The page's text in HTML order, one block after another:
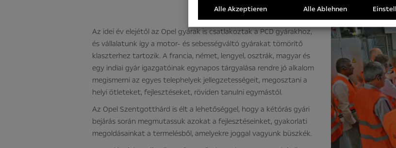
Alle Akzeptieren Alle Ablehnen
Az idei év elejétől az Opel gyárak is csatlakoztak a PCD gyárakhoz,
és vállalatunk így a motor- és sebességváltó gyárakat tömörítő
klaszterhez tartozik. A francia, német, lengyel, osztrák, magyar és
egy indiai gyár igazgatóinak egynapos tárgyalása rendre jó alkalom
megismerni az egyes telephelyek jellegzetességeit, megosztani a
helyi ötleteket, fejlesztéseket, röviden tanulni egymástól.
Az Opel Szentgotthárd is élt a lehetőséggel, hogy a kétórás gyári
bejárás során megmutassuk azokat a fejlesztéseinket, gyakorlati
megoldásainkat a termelésből, amelyekre joggal vagyunk büszkék.